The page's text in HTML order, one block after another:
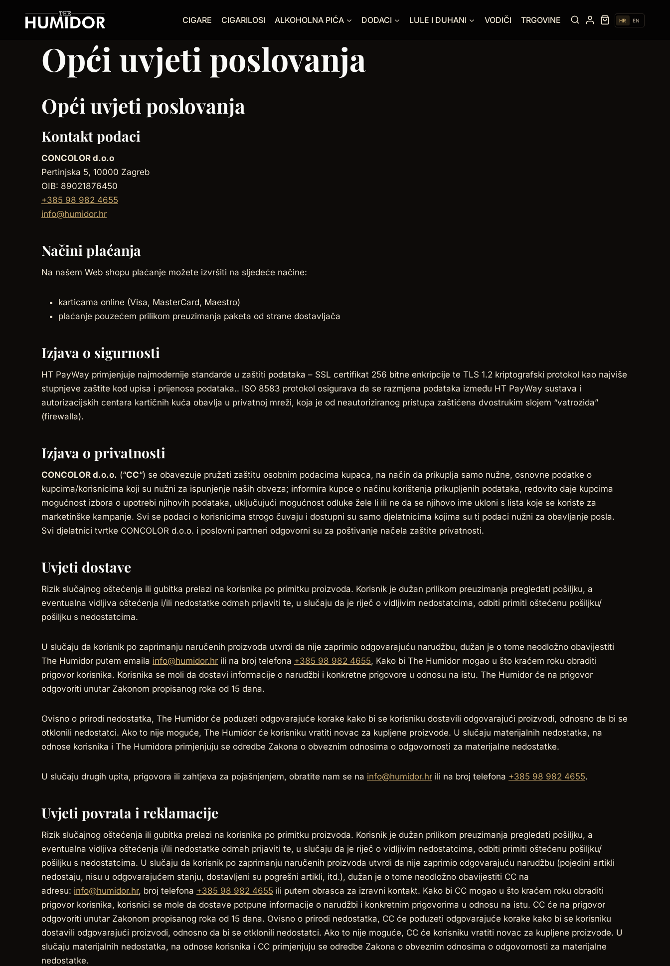
CIGARE CIGARILOSI ALKOHOLNA PIĆA DODACI LULE I DUHANI VODIČI TRGOVINE HR EN
Opći uvjeti poslovanja
Opći uvjeti poslovanja
Kontakt podaci
CONCOLOR d.o.o
Pertinjska 5, 10000 Zagreb
OIB: 89021876450
+385 98 982 4655
info@humidor.hr
Načini plaćanja
Na našem Web shopu plaćanje možete izvršiti na sljedeće načine:
karticama online (Visa, MasterCard, Maestro)
plaćanje pouzećem prilikom preuzimanja paketa od strane dostavljača
Izjava o sigurnosti
HT PayWay primjenjuje najmodernije standarde u zaštiti podataka – SSL certifikat 256 bitne enkripcije te TLS 1.2 kriptografski protokol kao najviše
stupnjeve zaštite kod upisa i prijenosa podataka.. ISO 8583 protokol osigurava da se razmjena podataka između HT PayWay sustava i
autorizacijskih centara kartičnih kuća obavlja u privatnoj mreži, koja je od neautoriziranog pristupa zaštićena dvostrukim slojem “vatrozida”
(firewalla).
Izjava o privatnosti
CONCOLOR d.o.o. (“CC“) se obavezuje pružati zaštitu osobnim podacima kupaca, na način da prikuplja samo nužne, osnovne podatke o
kupcima/korisnicima koji su nužni za ispunjenje naših obveza; informira kupce o načinu korištenja prikupljenih podataka, redovito daje kupcima
mogućnost izbora o upotrebi njihovih podataka, uključujući mogućnost odluke žele li ili ne da se njihovo ime ukloni s lista koje se koriste za
marketinške kampanje. Svi se podaci o korisnicima strogo čuvaju i dostupni su samo djelatnicima kojima su ti podaci nužni za obavljanje posla.
Svi djelatnici tvrtke CONCOLOR d.o.o. i poslovni partneri odgovorni su za poštivanje načela zaštite privatnosti.
Uvjeti dostave
Rizik slučajnog oštećenja ili gubitka prelazi na korisnika po primitku proizvoda. Korisnik je dužan prilikom preuzimanja pregledati pošiljku, a
eventualna vidljiva oštećenja i/ili nedostatke odmah prijaviti te, u slučaju da je riječ o vidljivim nedostatcima, odbiti primiti oštećenu pošiljku/
pošiljku s nedostatcima.
U slučaju da korisnik po zaprimanju naručenih proizvoda utvrdi da nije zaprimio odgovarajuću narudžbu, dužan je o tome neodložno obavijestiti
The Humidor putem emaila info@humidor.hr ili na broj telefona +385 98 982 4655, Kako bi The Humidor mogao u što kraćem roku obraditi
prigovor korisnika. Korisnika se moli da dostavi informacije o narudžbi i konkretne prigovore u odnosu na istu. The Humidor će na prigovor
odgovoriti unutar Zakonom propisanog roka od 15 dana.
Ovisno o prirodi nedostatka, The Humidor će poduzeti odgovarajuće korake kako bi se korisniku dostavili odgovarajući proizvodi, odnosno da bi se
otklonili nedostatci. Ako to nije moguće, The Humidor će korisniku vratiti novac za kupljene proizvode. U slučaju materijalnih nedostatka, na
odnose korisnika i The Humidora primjenjuju se odredbe Zakona o obveznim odnosima o odgovornosti za materijalne nedostatke.
U slučaju drugih upita, prigovora ili zahtjeva za pojašnjenjem, obratite nam se na info@humidor.hr ili na broj telefona +385 98 982 4655.
Uvjeti povrata i reklamacije
Rizik slučajnog oštećenja ili gubitka prelazi na korisnika po primitku proizvoda. Korisnik je dužan prilikom preuzimanja pregledati pošiljku, a
eventualna vidljiva oštećenja i/ili nedostatke odmah prijaviti te, u slučaju da je riječ o vidljivim nedostatcima, odbiti primiti oštećenu pošiljku/
pošiljku s nedostatcima. U slučaju da korisnik po zaprimanju naručenih proizvoda utvrdi da nije zaprimio odgovarajuću narudžbu (pojedini artikli
nedostaju, nisu u odgovarajućem stanju, dostavljeni su pogrešni artikli, itd.), dužan je o tome neodložno obavijestiti CC na
adresu: info@humidor.hr, broj telefona +385 98 982 4655 ili putem obrasca za izravni kontakt. Kako bi CC mogao u što kraćem roku obraditi
prigovor korisnika, korisnici se mole da dostave potpune informacije o narudžbi i konkretnim prigovorima u odnosu na istu. CC će na prigovor
odgovoriti unutar Zakonom propisanog roka od 15 dana. Ovisno o prirodi nedostatka, CC će poduzeti odgovarajuće korake kako bi se korisniku
dostavili odgovarajući proizvodi, odnosno da bi se otklonili nedostatci. Ako to nije moguće, CC će korisniku vratiti novac za kupljene proizvode. U
slučaju materijalnih nedostatka, na odnose korisnika i CC primjenjuju se odredbe Zakona o obveznim odnosima o odgovornosti za materijalne
nedostatke.